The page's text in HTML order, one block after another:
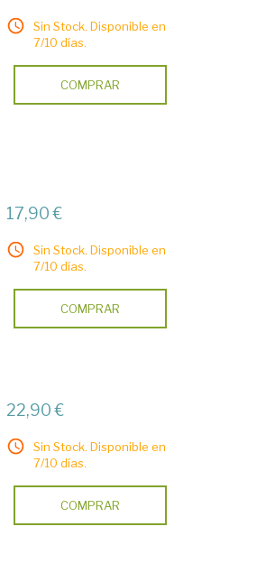
Sin Stock. Disponible en
7/10 días.
COMPRAR
17,90 €
Sin Stock. Disponible en
7/10 días.
COMPRAR
22,90 €
Sin Stock. Disponible en
7/10 días.
COMPRAR